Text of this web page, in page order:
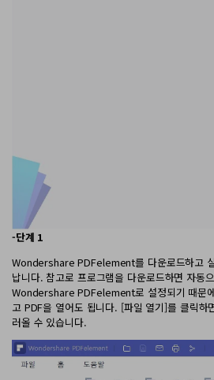
-단계 1
Wondershare PDFelement를 다운로드하고
납니다. 참고로 프로그램을 다운로드하면 자동
Wondershare PDFelement로 설정되기 때문
고 PDF을 열어도 됩니다. [파일 열기]를 클릭하
러올 수 있습니다.